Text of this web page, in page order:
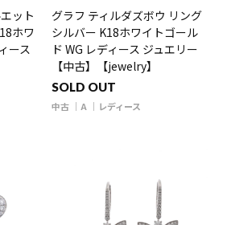
ット
ホワ
ース
グラフ ティルダズボウ リング
シルバー K18ホワイトゴール
ド WG レディース ジュエリー
【中古】【jewelry】
SOLD OUT
中古 A レディース